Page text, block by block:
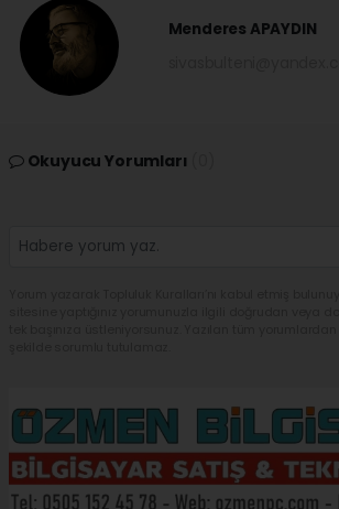
Menderes APAYDIN
Okuyucu Yorumları